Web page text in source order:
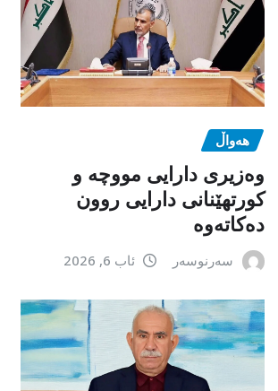
هەواڵ
وەزیری دارایی مووچە و
کورتهێنانی دارایی روون
دەکاتەوە
سەرنوسەر ئاب 6, 2026